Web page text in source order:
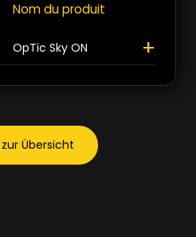
Nom du produit
OpTic Sky ON +
Übersicht
>